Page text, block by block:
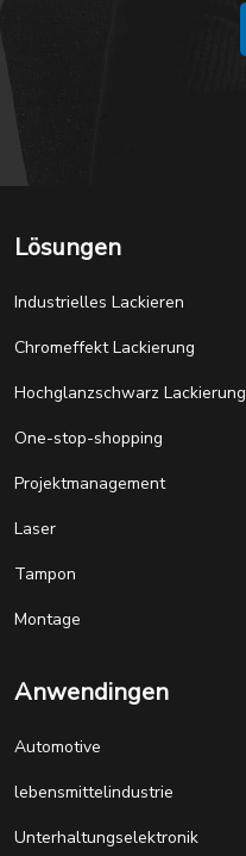
Lösungen
Industrielles Lackieren
Chromeffekt Lackierung
Hochglanzschwarz Lackierung
One-stop-shopping
Projektmanagement
Laser
Tampon
Montage
Anwendingen
Automotive
lebensmittelindustrie
Unterhaltungselektronik